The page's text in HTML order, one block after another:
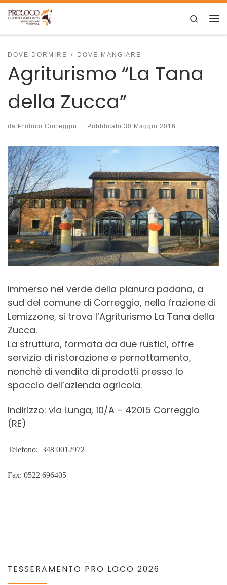
Skip to content
Search
DOVE DORMIRE DOVE MANGIARE
Agriturismo “La Tana
della Zucca”
da Proloco Correggio Pubblicato 30 Maggio 2016
Immerso nel verde della pianura padana, a
sud del comune di Correggio, nella frazione di
Lemizzone, si trova l’Agriturismo La Tana della
Zucca.
La struttura, formata da due rustici, offre
servizio di ristorazione e pernottamento,
nonchè di vendita di prodotti presso lo
spaccio dell’azienda agricola.
Indirizzo: via Lunga, 10/A – 42015 Correggio
(RE)
Telefono: 348 0012972
Fax: 0522 696405
TESSERAMENTO PRO LOCO 2026